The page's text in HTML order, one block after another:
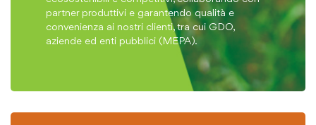
partner produttivi e garantendo qualità e
convenienza ai nostri clienti, tra cui GDO,
aziende ed enti pubblici (MEPA).